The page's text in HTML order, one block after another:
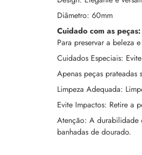
Diâmetro: 60mm
Cuidado com as peças:
Para preservar a beleza
Cuidados Especiais:
Apenas peças prateadas
Limpeza Adequada:
Evite Impactos: Retire a
Atenção: A durabilidade
banhadas de dourado.